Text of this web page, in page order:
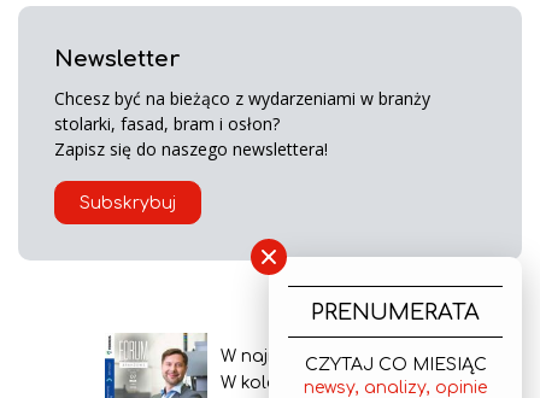
Newsletter
Chcesz być na bieżąco z wydarzeniami w branży
stolarki, fasad, bram i osłon?
Zapisz się do naszego newslettera!
Subskrybuj
W najnowszym wydaniu
W kolejnym numerze
×
PRENUMERATA
CZYTAJ CO MIESIĄC
newsy, analizy, opinie